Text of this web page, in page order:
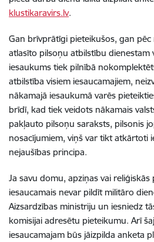
klustikaravirs.lv.
Gan brīvprātīgi pieteikušos, gan pēc
atlasīto pilsoņu atbilstību dienestam
iesaukums tiek pilnībā
atbilstība visiem iesaucamajiem,
nākamajā iesaukumā varēs
brīdī, kad tiek veidots nākamais
pakļauto pilsoņu saraksts, pilsonis
nosacījumiem, viņš var tikt atkārtoti
nejaušības principa.
Ja savu domu, apziņas vai reliģiskās
iesaucamais nevar pildīt militāro
Aizsardzības ministriju un iesniedz
komisijai adresētu pieteikumu. Arī
iesaucamajam būs jāizpilda anketa